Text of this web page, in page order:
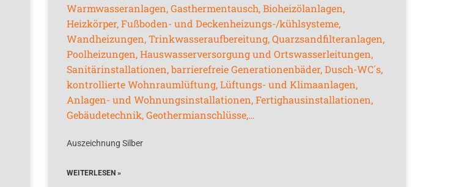
Warmwasseranlagen, Gasthermentausch, Bioheizölanlagen,
Heizkörper, Fußboden- und Deckenheizungs-/kühlsysteme,
Wandheizungen, Trinkwasseraufbereitung, Quarzsandfilteranlagen,
Poolheizungen, Hauswasserversorgung und Ortswasserleitungen,
Sanitärinstallationen, barrierefreie Generationenbäder, Dusch-WC´s,
kontrollierte Wohnraumlüftung, Lüftungs- und Klimaanlagen,
Anlagen- und Wohnungsinstallationen, Fertighausinstallationen,
Gebäudetechnik, Geothermianschlüsse,…
Auszeichnung Silber
WEITERLESEN »